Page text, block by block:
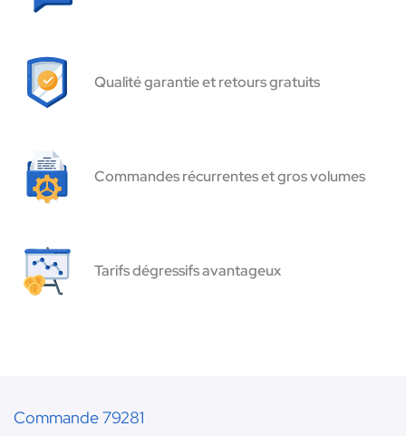
Qualité garantie et retours gratuits
Commandes récurrentes et gros volumes
Tarifs dégressifs avantageux
Commande 79281